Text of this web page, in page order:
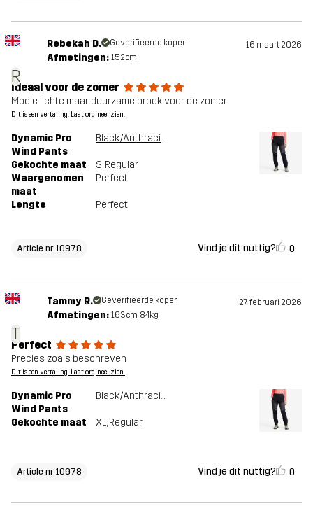
R
Rebekah D. Geverifieerde koper 16 maart 2026
Afmetingen: 152cm
Ideaal voor de zomer
Mooie lichte maar duurzame broek voor de zomer
Dit is een vertaling. Laat orgineel zien.
Dynamic Pro
Wind Pants
Black/Anthracite
Gekochte maat S, Regular
Waargenomen
maat
Perfect
Lengte Perfect
Article nr 10978 Vind je dit nuttig? 0
T
Tammy R. Geverifieerde koper 27 februari 2026
Afmetingen: 163cm, 84kg
Perfect
Precies zoals beschreven
Dit is een vertaling. Laat orgineel zien.
Dynamic Pro
Wind Pants
Black/Anthracite
Gekochte maat XL, Regular
Article nr 10978 Vind je dit nuttig? 0